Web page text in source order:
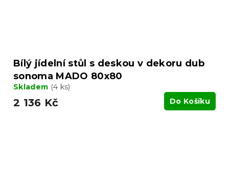
Bílý jídelní stůl s deskou v dekoru dub
sonoma MADO 80x80
Skladem (4 ks)
2 136 Kč Do Košíku